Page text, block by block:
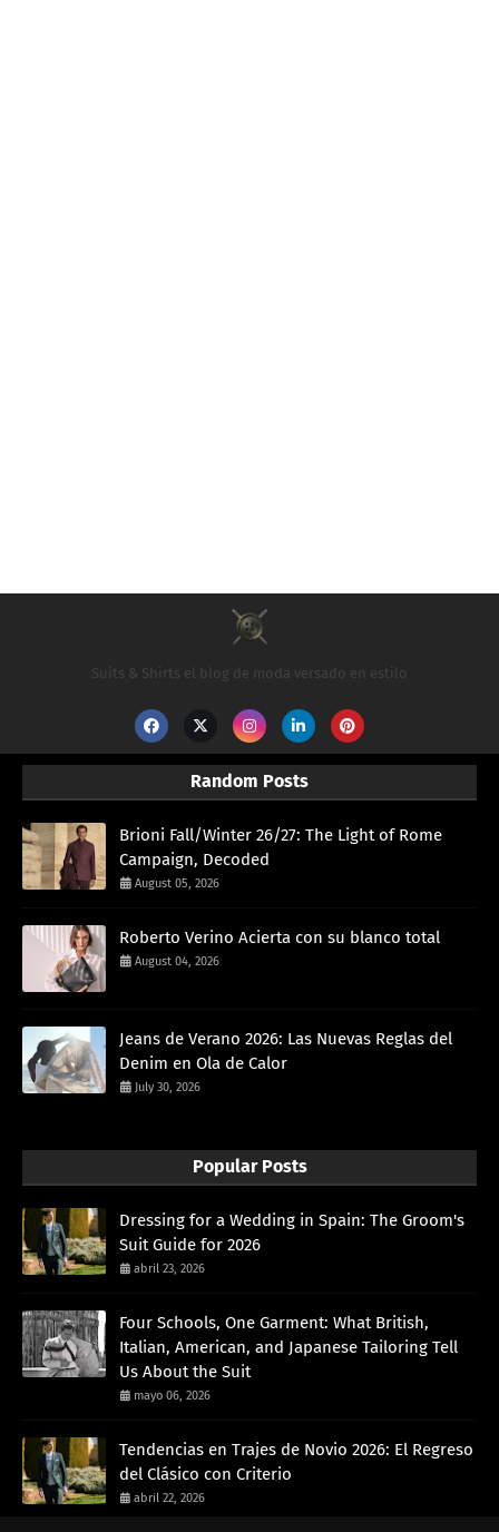
Suits & Shirts el blog de moda versado en estilo
Random Posts
Brioni Fall/Winter 26/27: The Light of Rome
Campaign, Decoded
August 05, 2026
Roberto Verino Acierta con su blanco total
August 04, 2026
Jeans de Verano 2026: Las Nuevas Reglas del
Denim en Ola de Calor
July 30, 2026
Popular Posts
Dressing for a Wedding in Spain: The Groom's
Suit Guide for 2026
abril 23, 2026
Four Schools, One Garment: What British,
Italian, American, and Japanese Tailoring Tell
Us About the Suit
mayo 06, 2026
Tendencias en Trajes de Novio 2026: El Regreso
del Clásico con Criterio
abril 22, 2026